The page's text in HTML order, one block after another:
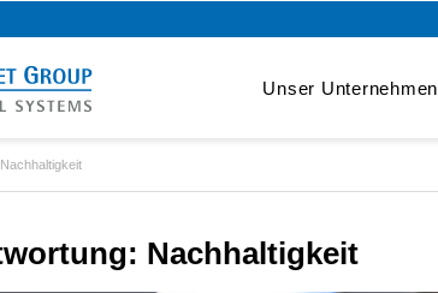
Unser Unternehmen
Nachhaltigkeit
Nachhaltigkeit